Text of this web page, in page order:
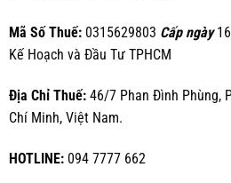
Mã Số Thuế:0315629803 Cấp ngày
Kế Hoạch và Đầu Tư TPHCM
Địa Chỉ Thuế:46/7 Phan Đình Phùng,
Chí Minh, Việt Nam.
HOTLINE:094 7777 662